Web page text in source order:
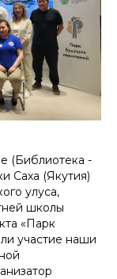
(Библиотека -
Саха (Якутия)
улуса,
школы
«Парк
участие наши